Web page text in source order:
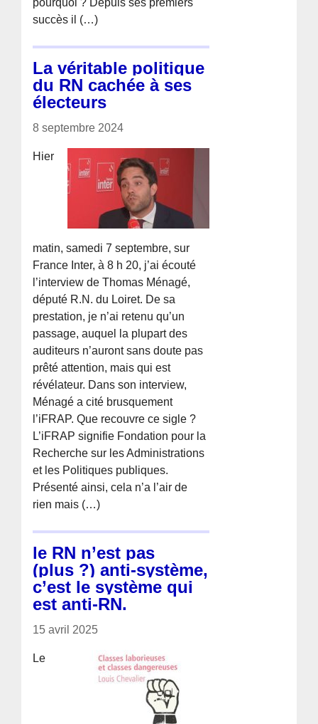
succès il (…)
La véritable politique
du RN cachée à ses
électeurs
8 septembre 2024
Hier
matin, samedi 7 septembre, sur
France Inter, à 8 h 20, j’ai écouté
l’interview de Thomas Ménagé,
député R.N. du Loiret. De sa
prestation, je n’ai retenu qu’un
passage, auquel la plupart des
auditeurs n’auront sans doute pas
prêté attention, mais qui est
révélateur. Dans son interview,
Ménagé a cité brusquement
l’iFRAP. Que recouvre ce sigle ?
L’iFRAP signifie Fondation pour la
Recherche sur les Administrations
et les Politiques publiques.
Présenté ainsi, cela n’a l’air de
rien mais (…)
le RN n’est pas
(plus ?) anti-système,
c’est le système qui
est anti-RN.
15 avril 2025
Le